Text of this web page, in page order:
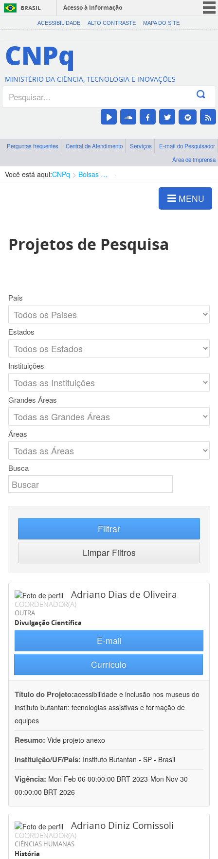
BRASIL
Acesso à informação
CORONAVÍRUS (COVID-19)
Canais
ACESSIBILIDADE ALTO CONTRASTE MAPA DO SITE
CNPq
MINISTÉRIO DA CIÊNCIA, TECNOLOGIA E INOVAÇÕES
Perguntas frequentes Central de Atendimento Serviços
E-mail do Pesquisador
Área de imprensa
Você está aqui:CNPq Bolsas e Auxílios Vigentes
MENU
Projetos de Pesquisa
País
Estados
Instituições
Grandes Áreas
Áreas
Busca
Filtrar
Limpar Filtros
Adriano Dias de Oliveira
COORDENADOR(A)
OUTRA
Divulgação Científica
E-mail
Currículo
Título do Projeto:acessibilidade e inclusão nos museus do
instituto butantan: tecnologias assistivas e formação de
equipes
Resumo: Vide projeto anexo
Instituição/UF/País: Instituto Butantan - SP - Brasil
Vigência: Mon Feb 06 00:00:00 BRT 2023-Mon Nov 30
00:00:00 BRT 2026
Adriano Diniz Comissoli
COORDENADOR(A)
CIÊNCIAS HUMANAS
História